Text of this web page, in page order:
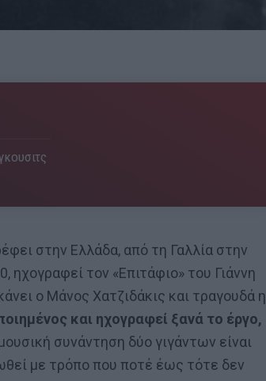
στην Ελλάδα, από τη Γαλλία στην
ηχογραφεί τον «Επιτάφιο» του Γιάννη
ο Μάνος Χατζιδάκις και τραγουδά η
και ηχογραφεί ξανά το έργο,
συνάντηση δύο γιγάντων είναι
με τρόπο που ποτέ έως τότε δεν